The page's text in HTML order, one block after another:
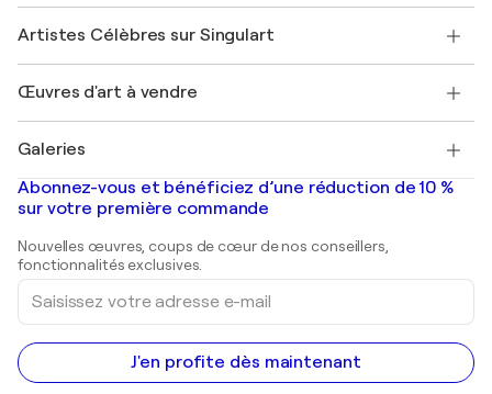
Rejoignez notre programme commercial
Mon compte
+33 1 76 44 06 42
Magazine Singulart
Emplois
Découvrez une sélection d'art original
Se connecter en tant qu'Artiste
Artistes Célèbres sur Singulart
Marc Chagall
Banksy
Mr. Brainwash
Shepard Fairey
Œuvres d'art à vendre
Tableaux abstraits à vendre
Peintures de paysage
Estampes
Peintures acryliques
Galeries
Galeries d'art en France
Galeries d'art en Belgique
Abonnez-vous et bénéficiez d’une réduction de 10 %
sur votre première commande
Nouvelles œuvres, coups de cœur de nos conseillers,
fonctionnalités exclusives.
Saisissez
votre
adresse
e-
mail
J'en profite dès maintenant